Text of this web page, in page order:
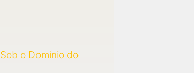
Sob o Domínio do